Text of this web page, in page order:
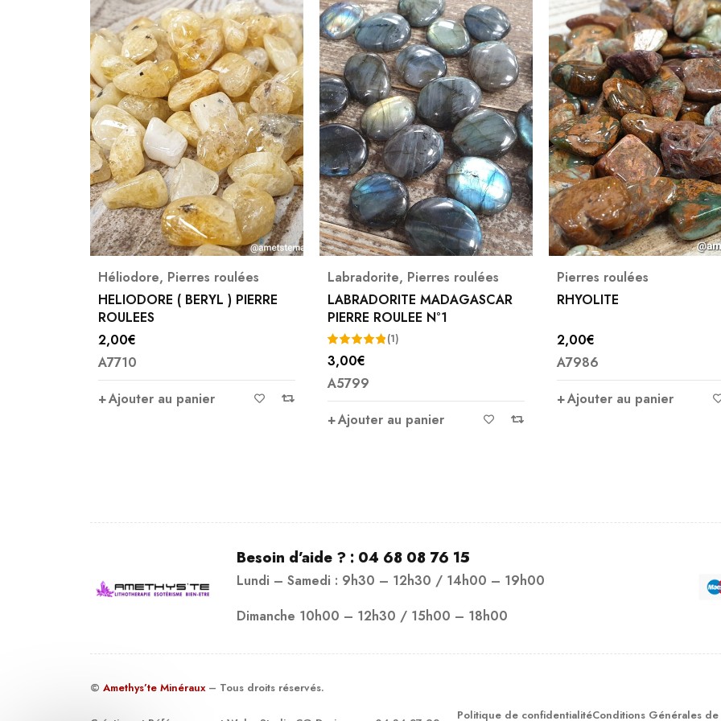
Labradorite,Pierres roulées
LABRADORITE MADAGASCAR
PIERRE ROULEE N°1
Note5.00
sur 5
3,00€
A5799
Pierres roulées
RHYOLITE
2,00€
A7986
Ajouter au panier
Aventurine Verte
Pierres roulées
ROULEE PM
Note5.00
sur 5
3,00€
A7635
Besoin d’aide ? : 04 68 08 76 15
Lundi – Samedi : 9h30 – 12h30 / 14h00 – 19h00
Dimanche 10h00 – 12h30 / 15h00 – 18h00
© Amethys’te Minéraux – Tous droits réservés.
Politique de confidentialitéConditions Générales